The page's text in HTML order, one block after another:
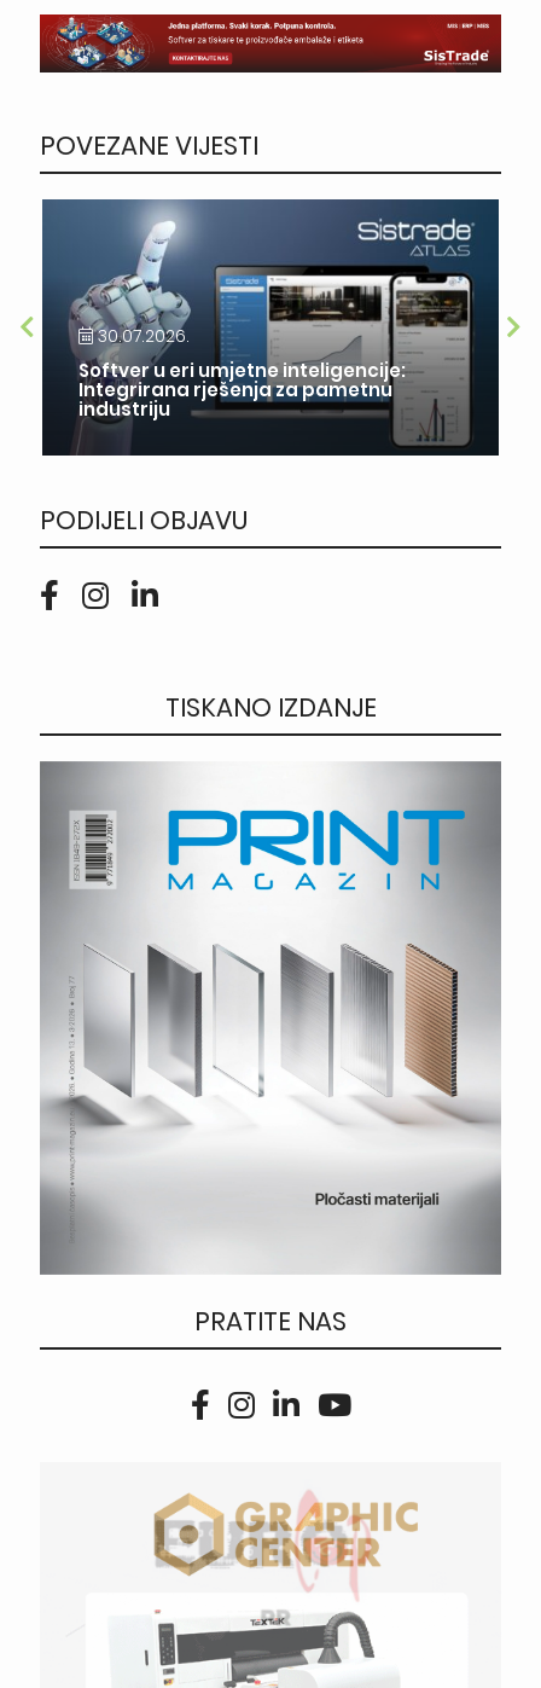
POVEZANE VIJESTI
30.07.2026.
Softver u eri umjetne inteligencije:
Integrirana rješenja za pametnu
industriju
PODIJELI OBJAVU
TISKANO IZDANJE
PRATITE NAS